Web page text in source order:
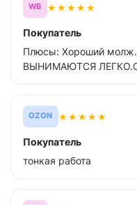
WB ★★★★★
Покупатель
Плюсы: Хороший
ВЫНИМАЮТСЯ
OZON ★★★★★
Покупатель
тонкая работа